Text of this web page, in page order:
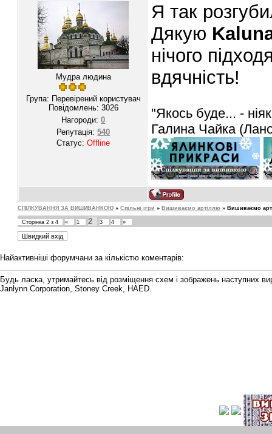
Мудра людина
Група: Перевірений користувач
Повідомлень: 3026
Нагороди:0
Репутація:540
Статус:Offline
Я так
Дякую
нічого
вдячність!
"Якось буде... -
Галина Чайка
СПІЛКУВАННЯ ЗА ВИШИВАНКОЮ » Спільні ігри » Вишиваємо артіллю » Вишиваємо
Сторінка2 з4 « 1 2 3 4 »
Найактивніші форумчани за кількістю коментарів:
Будь ласка, утримайтесь від розміщення схем і зображень наступних
Janlynn Corporation, Stoney Creek, HAED.